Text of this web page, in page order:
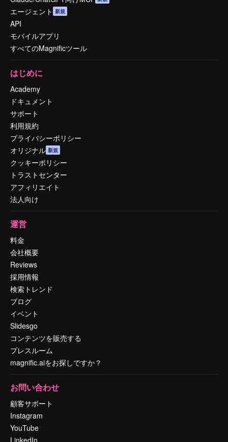
エージェント 新規
API
モバイルアプリ
すべてのMagnificツール
はじめに
Academy
ドキュメント
サポート
利用規約
プライバシーポリシー
オリジナル 新規
クッキーポリシー
トラストセンター
アフィリエイト
法人向け
運営
料金
会社概要
Reviews
採用情報
検索トレンド
ブログ
イベント
Slidesgo
コンテンツを販売する
プレスルーム
magnific.aiをお探しですか？
お問い合わせ
顧客サポート
Instagram
YouTube
LinkedIn